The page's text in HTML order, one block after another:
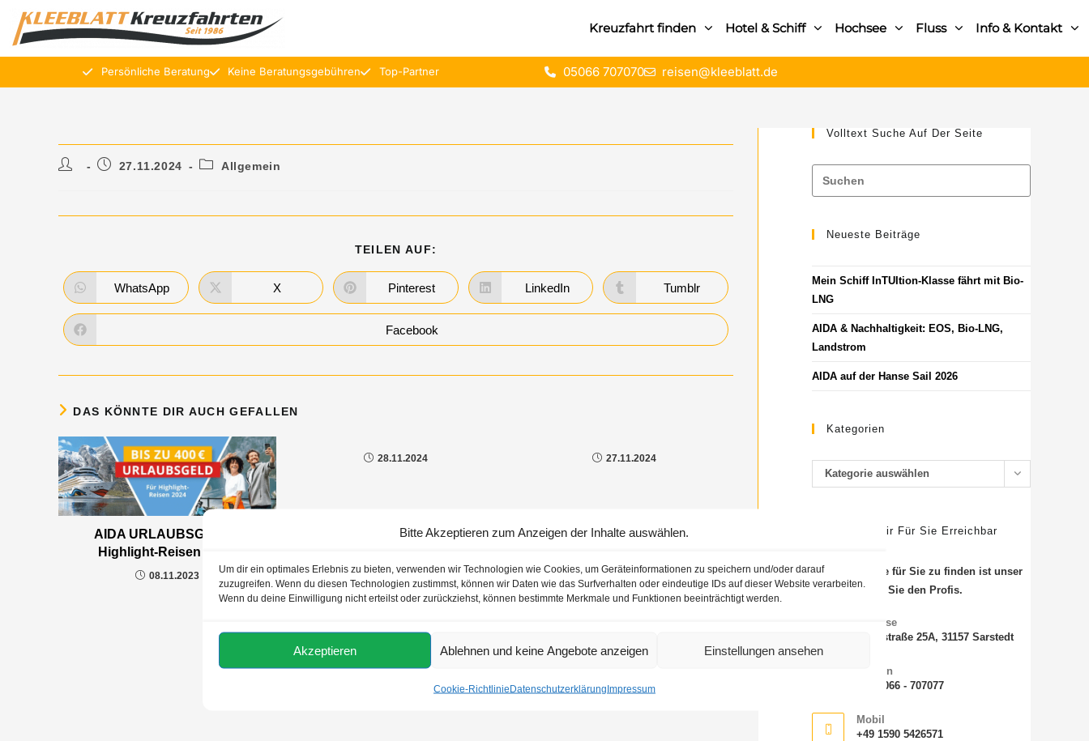
Bitte Akzeptieren zum Anzeigen der Inhalte auswählen.
Um dir ein optimales Erlebnis zu bieten, verwenden wir Technologien wie Cookies, um Geräteinformationen zu speichern und/oder darauf
zuzugreifen. Wenn du diesen Technologien zustimmst, können wir Daten wie das Surfverhalten oder eindeutige IDs auf dieser Website verarbeiten.
Wenn du deine Einwilligung nicht erteilst oder zurückziehst, können bestimmte Merkmale und Funktionen beeinträchtigt werden.
Akzeptieren Ablehnen und keine Angebote anzeigen Einstellungen ansehen
Cookie-RichtlinieDatenschutzerklärungImpressum
Kreuzfahrt finden Hotel & Schiff Hochsee Fluss Info & Kontakt
Persönliche Beratung Keine Beratungsgebühren Top-Partner 05066 707070 reisen@kleeblatt.de
27.11.2024 Allgemein
TEILEN AUF:
WhatsApp X Pinterest LinkedIn Tumblr
Facebook
DAS KÖNNTE DIR AUCH GEFALLEN
AIDA URLAUBSGELD –
Highlight-Reisen 2024
08.11.2023
28.11.2024 27.11.2024
Volltext Suche Auf Der Seite
Neueste Beiträge
Mein Schiff InTUItion-Klasse fährt mit Bio-
LNG
AIDA & Nachhaltigkeit: EOS, Bio-LNG,
Landstrom
AIDA auf der Hanse Sail 2026
Kategorien
Kategorie auswählen
SO Sind Wir Für Sie Erreichbar
Die beste Reise für Sie zu finden ist unser
Job. Vertrauen Sie den Profis.
Adresse
Steinstraße 25A, 31157 Sarstedt
Telefon
+49 5066 - 707077
Mobil
+49 1590 5426571